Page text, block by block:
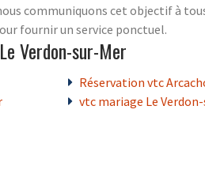
communiquons cet objectif à
fournir un service ponctuel.
Verdon-sur-Mer
Réservation vtc
vtc mariage Le